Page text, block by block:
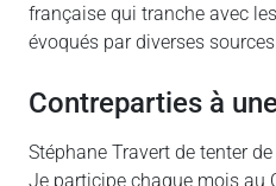
française qui tranche avec
évoqués par diverses sources.
Contreparties à
Stéphane Travert de tenter
Je participe chaque mois au